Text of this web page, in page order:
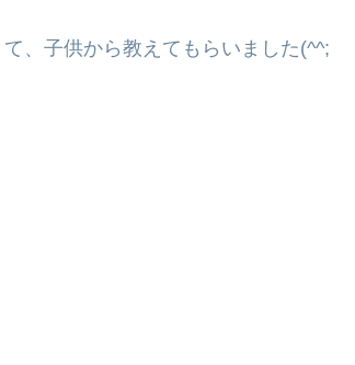
、子供から教えてもらいました(^^;